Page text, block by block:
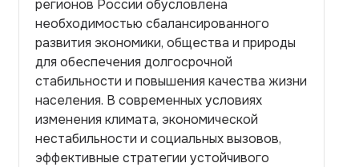
регионов России обусловлена
необходимостью сбалансированного
развития экономики, общества и природы
для обеспечения долгосрочной
стабильности и повышения качества жизни
населения. В современных условиях
изменения климата, экономической
нестабильности и социальных вызовов,
эффективные стратегии устойчивого